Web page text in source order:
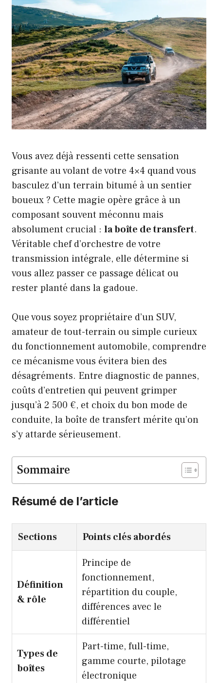
Vous avez déjà ressenti cette sensation
grisante au volant de votre 4×4 quand vous
basculez d’un terrain bitumé à un sentier
boueux ? Cette magie opère grâce à un
composant souvent méconnu mais
absolument crucial : la boîte de transfert.
Véritable chef d’orchestre de votre
transmission intégrale, elle détermine si
vous allez passer ce passage délicat ou
rester planté dans la gadoue.
Que vous soyez propriétaire d’un SUV,
amateur de tout-terrain ou simple curieux
du fonctionnement automobile, comprendre
ce mécanisme vous évitera bien des
désagréments. Entre diagnostic de pannes,
coûts d’entretien qui peuvent grimper
jusqu’à 2 500 €, et choix du bon mode de
conduite, la boîte de transfert mérite qu’on
s’y attarde sérieusement.
Sommaire
Résumé de l’article
Sections Points clés abordés
Définition
& rôle
Principe de
fonctionnement,
répartition du couple,
différences avec le
différentiel
Types de
boîtes
Part-time, full-time,
gamme courte, pilotage
électronique